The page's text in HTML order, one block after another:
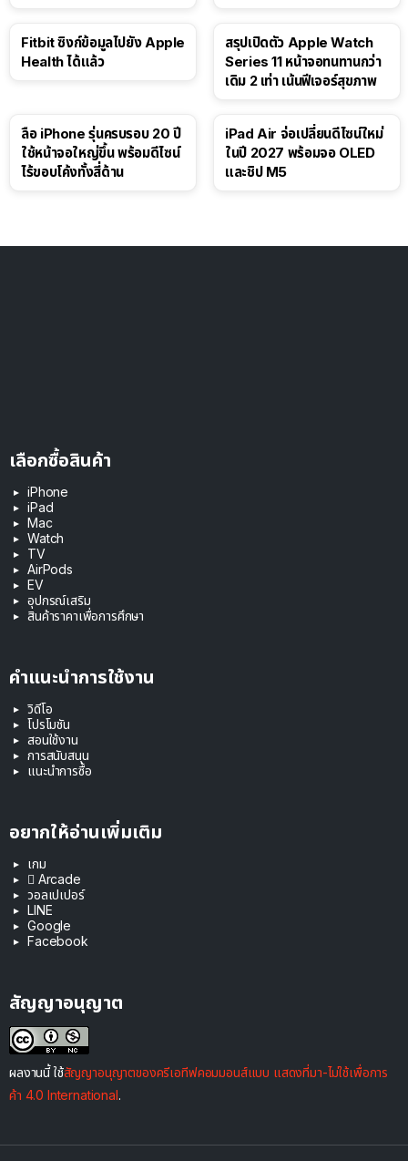
Fitbit ซิงก์ข้อมูลไปยัง Apple
Health ได้แล้ว
สรุปเปิดตัว Apple Watch
Series 11 หน้าจอทนทานกว่า
เดิม 2 เท่า เน้นฟีเจอร์สุขภาพ
ลือ iPhone รุ่นครบรอบ 20 ปี
ใช้หน้าจอใหญ่ขึ้น พร้อมดีไซน์
ไร้ขอบโค้งทั้งสี่ด้าน
iPad Air จ่อเปลี่ยนดีไซน์ใหม่
ในปี 2027 พร้อมจอ OLED
และชิป M5
เลือกซื้อสินค้า
iPhone
iPad
Mac
Watch
TV
AirPods
EV
อุปกรณ์เสริม
สินค้าราคาเพื่อการศึกษา
คำแนะนำการใช้งาน
วิดีโอ
โปรโมชัน
สอนใช้งาน
การสนับสนุน
แนะนำการซื้อ
อยากให้อ่านเพิ่มเติม
เกม
 Arcade
วอลเปเปอร์
LINE
Google
Facebook
สัญญาอนุญาต
ผลงานนี้ ใช้สัญญาอนุญาตของครีเอทีฟคอมมอนส์แบบ แสดงที่มา-ไม่ใช้เพื่อการ
ค้า 4.0 International.